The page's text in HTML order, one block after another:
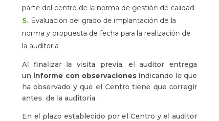
parte del centro de la norma de gestión de calidad
Evaluación del grado de implantación de la
norma y propuesta de fecha para la realización de
la auditoria
Al finalizar la visita previa, el auditor entrega
un informe con observaciones indicando lo que
ha observado y que el Centro tiene que corregir
antes de la auditoria.
En el plazo establecido por el Centro y el auditor